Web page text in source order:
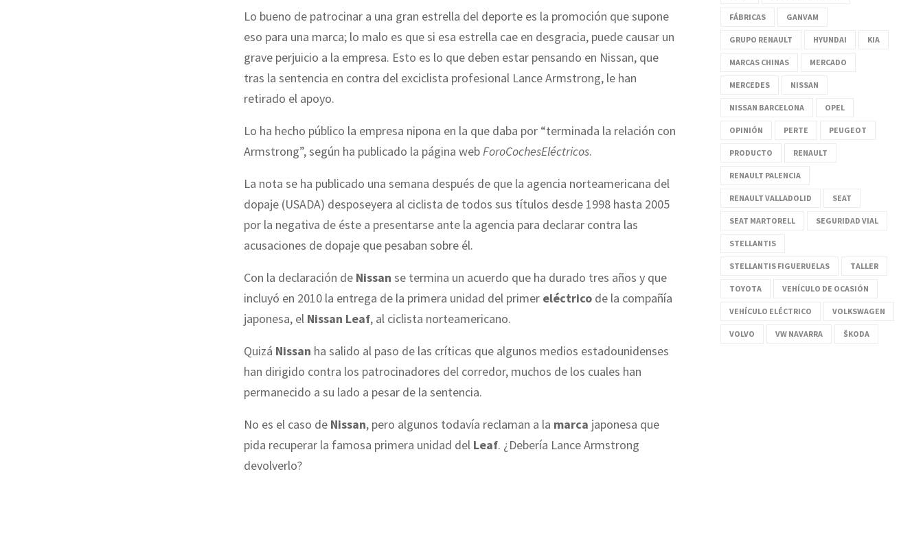
Lo bueno de patrocinar a una gran estrella del deporte es la promoción que supone
eso para una marca; lo malo es que si esa estrella cae en desgracia, puede causar un
grave perjuicio a la empresa. Esto es lo que deben estar pensando en Nissan, que
tras la sentencia en contra del exciclista profesional Lance Armstrong, le han
retirado el apoyo.
Lo ha hecho público la empresa nipona en la que daba por “terminada la relación con
Armstrong”, según ha publicado la página webForoCochesEléctricos.
La nota se ha publicado una semana después de que la agencia norteamericana del
dopaje (USADA) desposeyera al ciclista de todos sus títulos desde 1998 hasta 2005
por la negativa de éste a presentarse ante la agencia para declarar contra las
acusaciones de dopaje que pesaban sobre él.
Con la declaración de Nissan se termina un acuerdo que ha durado tres años y que
incluyó en 2010 la entrega de la primera unidad del primer eléctrico de la compañía
japonesa, el Nissan Leaf, al ciclista norteamericano.
Quizá Nissan ha salido al paso de las críticas que algunos medios estadounidenses
han dirigido contra los patrocinadores del corredor, muchos de los cuales han
permanecido a su lado a pesar de la sentencia.
No es el caso de Nissan, pero algunos todavía reclaman a la marca japonesa que
pida recuperar la famosa primera unidad del Leaf. ¿Debería Lance Armstrong
devolverlo?
FÁBRICAS GANVAM
GRUPO RENAULT HYUNDAI KIA
MARCAS CHINAS MERCADO
MERCEDES NISSAN
NISSAN BARCELONA OPEL
OPINIÓN PERTE PEUGEOT
PRODUCTO RENAULT
RENAULT PALENCIA
RENAULT VALLADOLID SEAT
SEAT MARTORELL SEGURIDAD VIAL
STELLANTIS
STELLANTIS FIGUERUELAS TALLER
TOYOTA VEHÍCULO DE OCASIÓN
VEHÍCULO ELÉCTRICO VOLKSWAGEN
VOLVO VW NAVARRA ŠKODA